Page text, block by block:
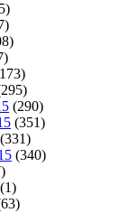
(290)
(351)
(331)
(340)
(1)